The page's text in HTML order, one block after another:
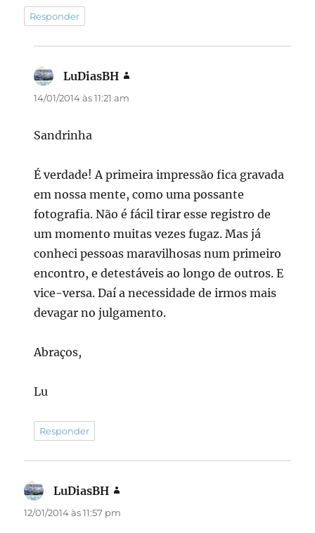
Responder
LuDiasBH
14/01/2014 às 11:21 am
Sandrinha
É verdade! A primeira impressão fica gravada
em nossa mente, como uma possante
fotografia. Não é fácil tirar esse registro de
um momento muitas vezes fugaz. Mas já
conheci pessoas maravilhosas num primeiro
encontro, e detestáveis ao longo de outros. E
vice-versa. Daí a necessidade de irmos mais
devagar no julgamento.
Abraços,
Lu
Responder
LuDiasBH
12/01/2014 às 11:57 pm